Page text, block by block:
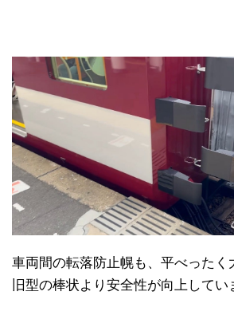
車両間の転落防止幌も、平べったく
旧型の棒状より安全性が向上してい